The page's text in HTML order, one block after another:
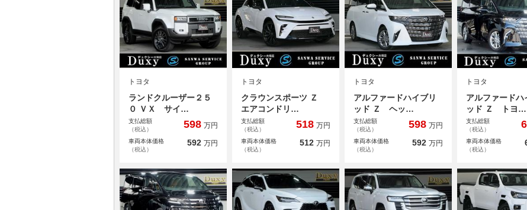
トヨタ
ランドクルーザー２５
０ ＶＸ サイ…
支払総額
（税込）
598 万円
車両本体価格
（税込）
592 万円
トヨタ
クラウンスポーツ Ｚ
エアコンドリ…
支払総額
（税込）
518 万円
車両本体価格
（税込）
512 万円
トヨタ
アルファードハイブリ
ッド Ｚ ヘッ…
支払総額
（税込）
598 万円
車両本体価格
（税込）
592 万円
トヨタ
アルファードハ
ッド Ｚ トヨ…
支払総額
（税込）
車両本体価格
（税込）